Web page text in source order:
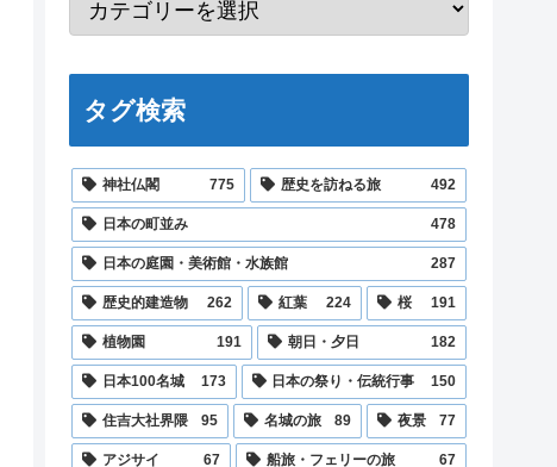
タグ検索
神社仏閣 775 歴史を訪ねる旅 492
日本の町並み 478
日本の庭園・美術館・水族館 287
歴史的建造物 262 紅葉 224 桜 191
植物園 191 朝日・夕日 182
日本100名城 173 日本の祭り・伝統行事 150
住吉大社界隈 95 名城の旅 89 夜景 77
アジサイ 67 船旅・フェリーの旅 67